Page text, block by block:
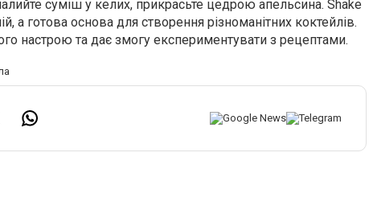
суміш у келих, прикрасьте цедрою апельсина. Shake
а готова основа для створення різноманітних коктейлів.
настрою та дає змогу експериментувати з рецептами.